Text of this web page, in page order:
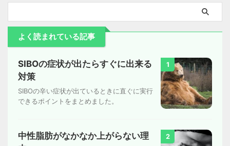
よく読まれている記事
1
SIBOの症状が出たらすぐに出来る
対策
SIBOの辛い症状が出ているときに直ぐに実行
できるポイントをまとめました。
2
中性脂肪がなかなか上がらない理